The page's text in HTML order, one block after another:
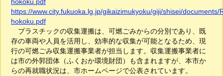
https://www.city.fukuoka.lg.jp/gikaizimukyoku/giji/shisei/documents/
hokoku.pdf
プラスチックの収集運搬は、可燃ごみからの分別であり、既
存の車両や人員を活用し、効率的な収集が可能となるため、現
行の可燃ごみ収集運搬事業者が担当します。収集運搬事業者に
は市の外郭団体（ふくおか環境財団）も含まれますが、本市か
らの再就職状況は、市ホームページで公表されています。